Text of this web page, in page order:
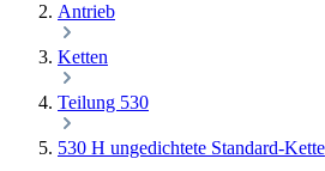
Antrieb
Ketten
Teilung 530
530 H ungedichtete Standard-Kette